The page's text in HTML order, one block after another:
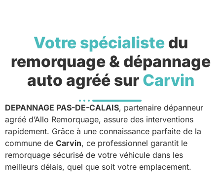
Votre spécialistedu
remorquage & dépannage
auto agréé sur Carvin
DEPANNAGE PAS-DE-CALAIS, partenaire dépanneur
agréé d’Allo Remorquage, assure des interventions
rapidement. Grâce à une connaissance parfaite de la
commune de Carvin, ce professionnel garantit le
remorquage sécurisé de votre véhicule dans les
meilleurs délais, quel que soit votre emplacement.